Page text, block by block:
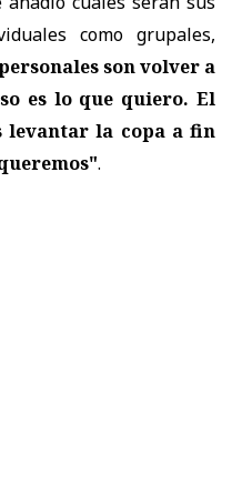
como grupales,
son volver a
es lo que quiero. El
levantar la copa a fin
.